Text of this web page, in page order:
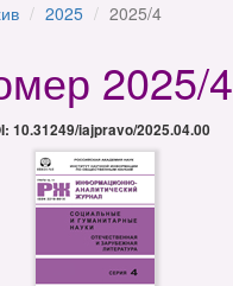
2025 2025/4
2025/4
10.31249/iajpravo/2025.04.00